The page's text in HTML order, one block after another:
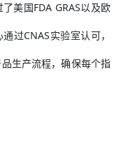
美国FDA GRAS以及欧
过CNAS实验室认可，
生产流程，确保每个指